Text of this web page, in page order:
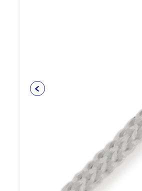
Косая бейка
Прикладные
Ткань подкладочная